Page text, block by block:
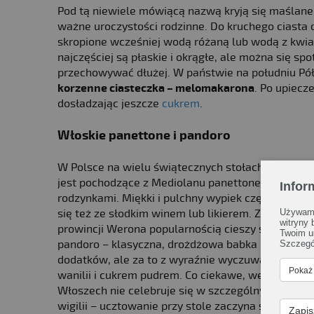
Pod tą niewiele mówiącą nazwą kryją się maślane
ważne uroczystości rodzinne. Do kruchego ciasta
skropione wcześniej wodą różaną lub wodą z
najczęściej są płaskie i okrągłe, ale można się
przechowywać dłużej. W państwie na południu
korzenne ciasteczka – melomakarona. Po
dosładzając jeszcze cukrem.
Włoskie panettone i pandoro
W Polsce na wielu świątecznych stołach gości
jest pochodzące z Mediolanu panettone –
rodzynkami. Miękki i pulchny wypiek często
się też ze słodkim winem lub likierem. Z kolei w
prowincji Werona popularnością cieszy się
pandoro – klasyczna, drożdżowa babka bez
dodatków, ale za to z wyraźnie wyczuwalną nutą
wanilii i cukrem pudrem. Co ciekawe, we
Włoszech nie celebruje się w szczególny sposób
wigilii – ucztowanie przy stole zaczyna się w
witryny
Twoim
Pokaż